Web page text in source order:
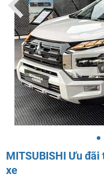
MITSUBISHI Ưu
xe